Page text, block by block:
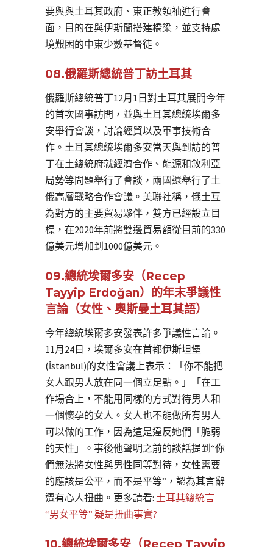
要與與土耳其政府、東正教領袖進行會
面，目的在與伊斯蘭搭建橋梁，並支持處
境艱困的中東少數基督徒。
08.俄羅斯總統普丁訪土耳其
俄羅斯總統普丁12月1日對土耳其展開今年
的首次國事訪問，並與土耳其總統埃爾多
安舉行會談，討論經貿以及軍事技術合
作。土耳其總統埃爾多安當天與到訪的普
丁在土總統府就經濟合作、能源和敘利亞
局勢等問題舉行了會談，兩國還舉行了土
俄高層戰略合作會議。美聯社稱，俄土互
為對方的主要貿易夥伴，雙方已經設立目
標，在2020年前將雙邊貿易額從目前的330
億美元增加到1000億美元。
09.總統埃爾多安（Recep
Tayyip Erdoğan）的年末爭議性
言論（女性、奧斯曼土耳其語）
今年總統埃爾多安發表許多爭議性言論。
11月24日，埃爾多安在首都伊斯坦堡
(İstanbul)的女性會議上表示：「你不能把
女人跟男人放在同一個立足點。」「在工
作場合上，不能用同樣的方式對待男人和
一個懷孕的女人。女人也不能做所有男人
可以做的工作，因為這是違反她們「脆弱
的天性」。事後他聲明之前的談話提到“你
們無法將女性與男性同等對待，女性需要
的應該是公平，而不是平等”，認為其言辭
遭有心人扭曲。更多請看: 土耳其總統言
“男女平等” 疑是扭曲事實?